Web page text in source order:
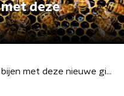
deze
Spot alle 275 bijen met deze nieuwe gids